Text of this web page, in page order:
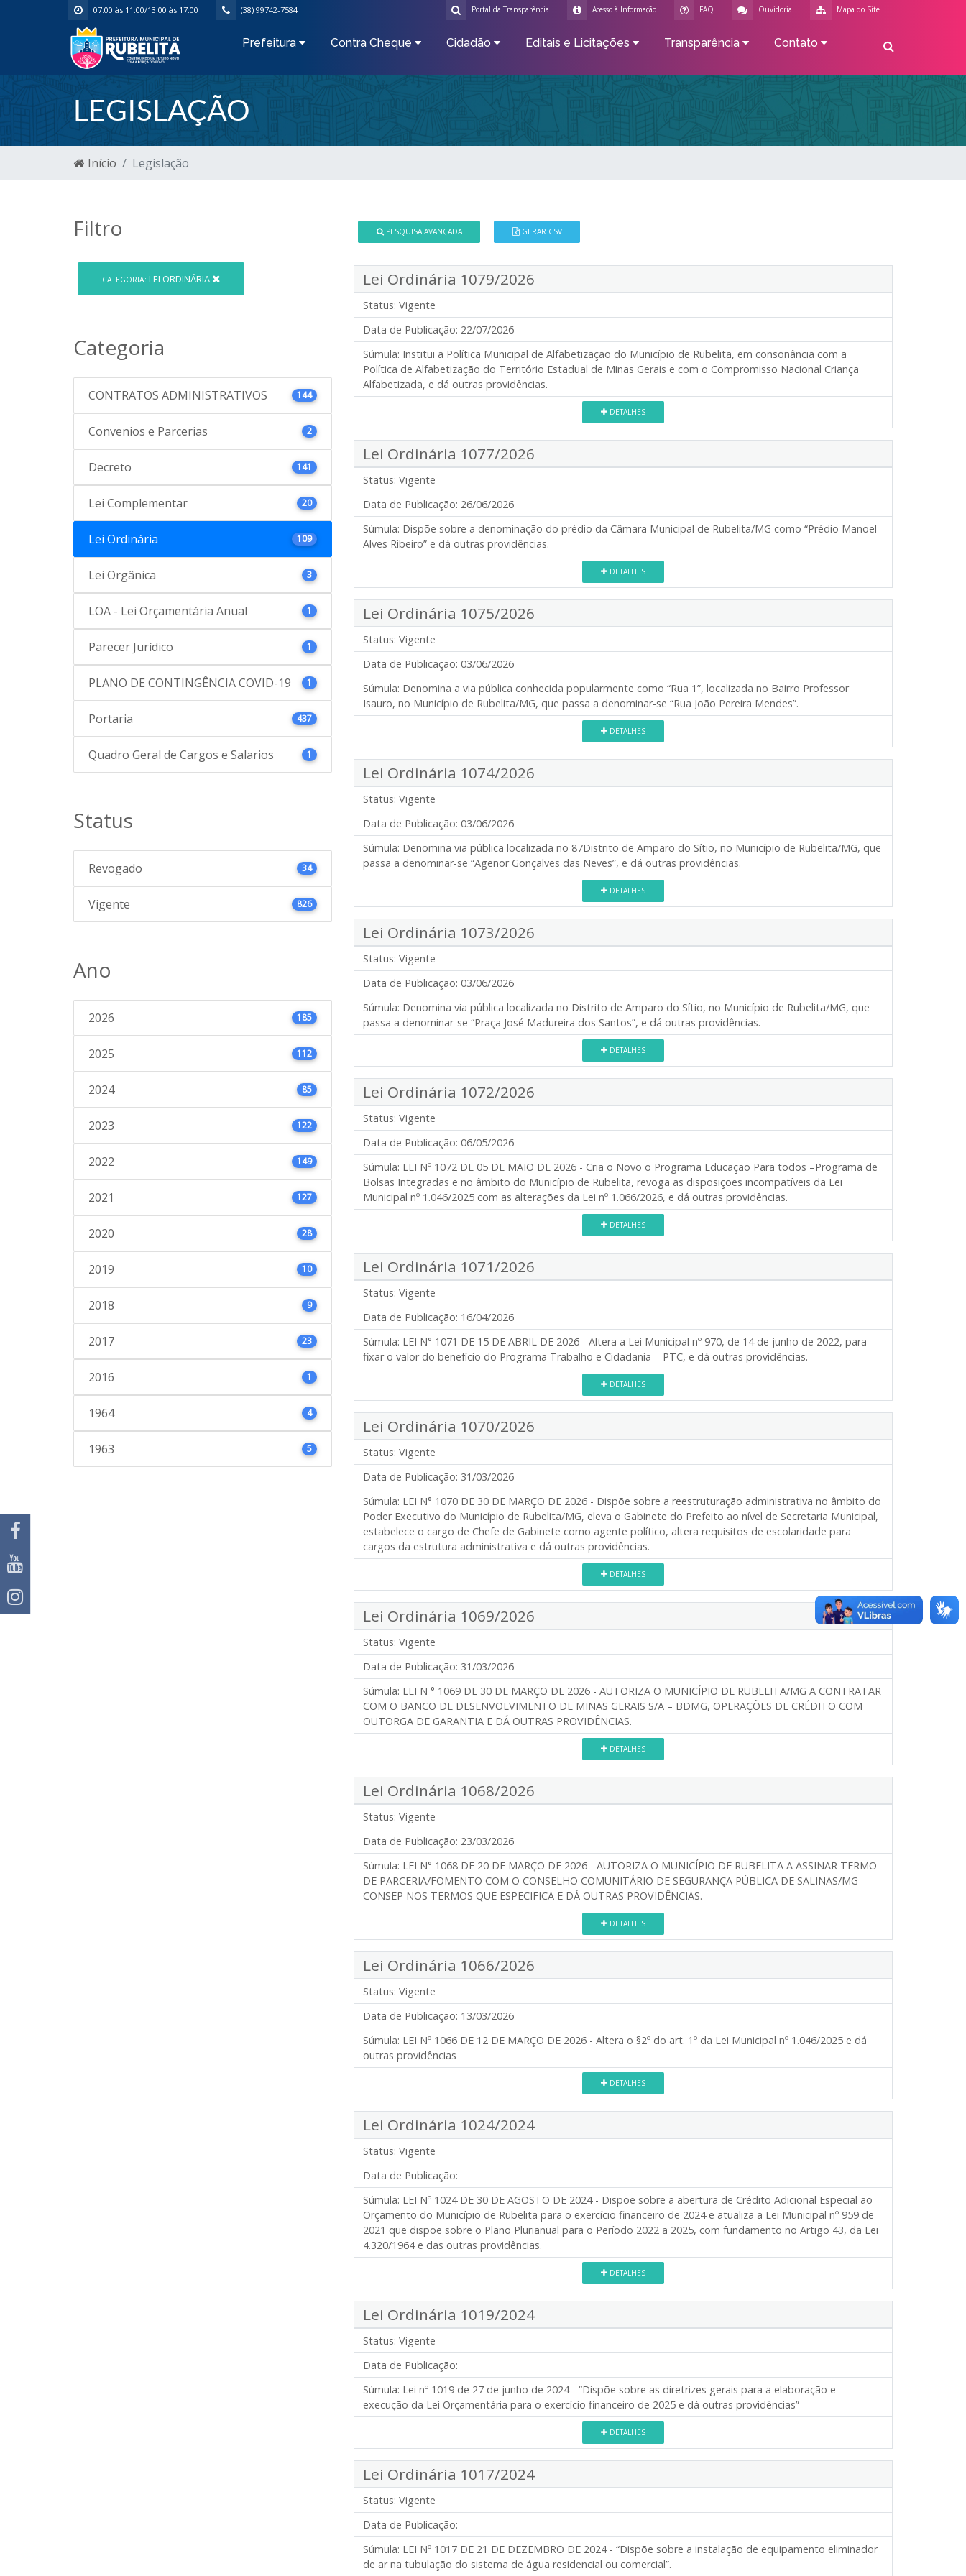
07:00 às 11:00/13:00 às 17:00 (38) 99742-7584 Mapa do Site
Ouvidoria
FAQ
Acesso à Informação
Portal da Transparência
Prefeitura Contra Cheque Cidadão Editais e Licitações Transparência Contato
LEGISLAÇÃO
Início Legislação
Filtro
CATEGORIA: LEI ORDINÁRIA
Categoria
CONTRATOS ADMINISTRATIVOS 144
Convenios e Parcerias 2
Decreto 141
Lei Complementar 20
Lei Ordinária 109
Lei Orgânica 3
LOA - Lei Orçamentária Anual 1
Parecer Jurídico 1
PLANO DE CONTINGÊNCIA COVID-19 1
Portaria 437
Quadro Geral de Cargos e Salarios 1
Status
Revogado 34
Vigente 826
Ano
2026 185
2025 112
2024 85
2023 122
2022 149
2021 127
2020 28
2019 10
2018 9
2017 23
2016 1
1964 4
1963 5
PESQUISA AVANÇADA GERAR CSV
Lei Ordinária 1079/2026
Status: Vigente
Data de Publicação: 22/07/2026
Súmula: Institui a Política Municipal de Alfabetização do Município de Rubelita, em consonância com a
Política de Alfabetização do Território Estadual de Minas Gerais e com o Compromisso Nacional Criança
Alfabetizada, e dá outras providências.
DETALHES
Lei Ordinária 1077/2026
Status: Vigente
Data de Publicação: 26/06/2026
Súmula: Dispõe sobre a denominação do prédio da Câmara Municipal de Rubelita/MG como “Prédio Manoel
Alves Ribeiro” e dá outras providências.
DETALHES
Lei Ordinária 1075/2026
Status: Vigente
Data de Publicação: 03/06/2026
Súmula: Denomina a via pública conhecida popularmente como “Rua 1”, localizada no Bairro Professor
Isauro, no Município de Rubelita/MG, que passa a denominar-se “Rua João Pereira Mendes”.
DETALHES
Lei Ordinária 1074/2026
Status: Vigente
Data de Publicação: 03/06/2026
Súmula: Denomina via pública localizada no 87Distrito de Amparo do Sítio, no Município de Rubelita/MG, que
passa a denominar-se “Agenor Gonçalves das Neves”, e dá outras providências.
DETALHES
Lei Ordinária 1073/2026
Status: Vigente
Data de Publicação: 03/06/2026
Súmula: Denomina via pública localizada no Distrito de Amparo do Sítio, no Município de Rubelita/MG, que
passa a denominar-se “Praça José Madureira dos Santos”, e dá outras providências.
DETALHES
Lei Ordinária 1072/2026
Status: Vigente
Data de Publicação: 06/05/2026
Súmula: LEI Nº 1072 DE 05 DE MAIO DE 2026 - Cria o Novo o Programa Educação Para todos –Programa de
Bolsas Integradas e no âmbito do Município de Rubelita, revoga as disposições incompatíveis da Lei
Municipal nº 1.046/2025 com as alterações da Lei nº 1.066/2026, e dá outras providências.
DETALHES
Lei Ordinária 1071/2026
Status: Vigente
Data de Publicação: 16/04/2026
Súmula: LEI N° 1071 DE 15 DE ABRIL DE 2026 - Altera a Lei Municipal nº 970, de 14 de junho de 2022, para
fixar o valor do benefício do Programa Trabalho e Cidadania – PTC, e dá outras providências.
DETALHES
Lei Ordinária 1070/2026
Status: Vigente
Data de Publicação: 31/03/2026
Súmula: LEI N° 1070 DE 30 DE MARÇO DE 2026 - Dispõe sobre a reestruturação administrativa no âmbito do
Poder Executivo do Município de Rubelita/MG, eleva o Gabinete do Prefeito ao nível de Secretaria Municipal,
estabelece o cargo de Chefe de Gabinete como agente político, altera requisitos de escolaridade para
cargos da estrutura administrativa e dá outras providências.
DETALHES
Lei Ordinária 1069/2026
Status: Vigente
Data de Publicação: 31/03/2026
Súmula: LEI N ° 1069 DE 30 DE MARÇO DE 2026 - AUTORIZA O MUNICÍPIO DE RUBELITA/MG A CONTRATAR
COM O BANCO DE DESENVOLVIMENTO DE MINAS GERAIS S/A – BDMG, OPERAÇÕES DE CRÉDITO COM
OUTORGA DE GARANTIA E DÁ OUTRAS PROVIDÊNCIAS.
DETALHES
Lei Ordinária 1068/2026
Status: Vigente
Data de Publicação: 23/03/2026
Súmula: LEI N° 1068 DE 20 DE MARÇO DE 2026 - AUTORIZA O MUNICÍPIO DE RUBELITA A ASSINAR TERMO
DE PARCERIA/FOMENTO COM O CONSELHO COMUNITÁRIO DE SEGURANÇA PÚBLICA DE SALINAS/MG -
CONSEP NOS TERMOS QUE ESPECIFICA E DÁ OUTRAS PROVIDÊNCIAS.
DETALHES
Lei Ordinária 1066/2026
Status: Vigente
Data de Publicação: 13/03/2026
Súmula: LEI Nº 1066 DE 12 DE MARÇO DE 2026 - Altera o §2º do art. 1º da Lei Municipal nº 1.046/2025 e dá
outras providências
DETALHES
Lei Ordinária 1024/2024
Status: Vigente
Data de Publicação:
Súmula: LEI Nº 1024 DE 30 DE AGOSTO DE 2024 - Dispõe sobre a abertura de Crédito Adicional Especial ao
Orçamento do Município de Rubelita para o exercício financeiro de 2024 e atualiza a Lei Municipal nº 959 de
2021 que dispõe sobre o Plano Plurianual para o Período 2022 a 2025, com fundamento no Artigo 43, da Lei
4.320/1964 e das outras providências.
DETALHES
Lei Ordinária 1019/2024
Status: Vigente
Data de Publicação:
Súmula: Lei nº 1019 de 27 de junho de 2024 - “Dispõe sobre as diretrizes gerais para a elaboração e
execução da Lei Orçamentária para o exercício financeiro de 2025 e dá outras providências”
DETALHES
Lei Ordinária 1017/2024
Status: Vigente
Data de Publicação:
Súmula: LEI Nº 1017 DE 21 DE DEZEMBRO DE 2024 - “Dispõe sobre a instalação de equipamento eliminador
de ar na tubulação do sistema de água residencial ou comercial”.